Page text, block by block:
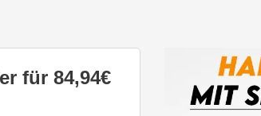
für 84,94€